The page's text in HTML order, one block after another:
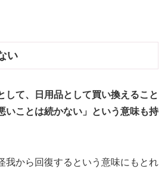
い
して、日用品として買い換えること
いことは続かない」という意味も持
我から回復するという意味にもとれ